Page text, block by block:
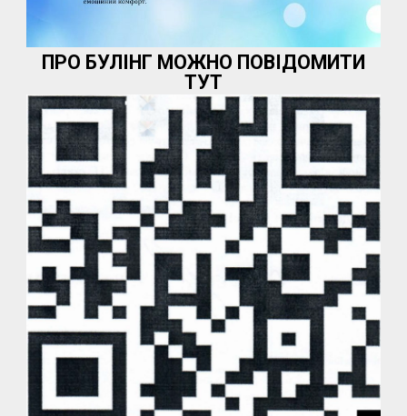
ПРО БУЛІНГ МОЖНО ПОВІДОМИТИ
ТУТ